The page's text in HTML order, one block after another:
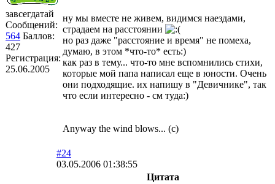
завсегдатай
Сообщений:
564 Баллов:
427
Регистрация:
25.06.2005
ну мы вместе не живем, видимся наездами,
страдаем на расстоянии
но раз даже "расстояние и время" не помеха,
думаю, в этом *что-то* есть:)
как раз в тему... что-то мне вспомнились стихи,
которые мой папа написал еще в юности. Очень
они подходящие. их напишу в "Девичнике", так
что если интересно - см туда:)
Anyway the wind blows... (с)
#24
03.05.2006 01:38:55
Цитата